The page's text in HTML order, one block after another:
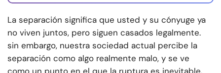
La separación significa que usted y su cónyuge ya
no viven juntos, pero siguen casados legalmente.
sin embargo, nuestra sociedad actual percibe la
separación como algo realmente malo, y se ve